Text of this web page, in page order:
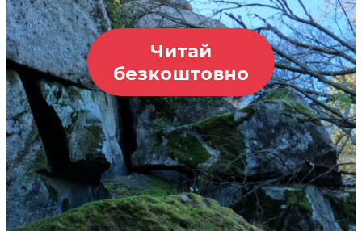
Читай
безкоштовно